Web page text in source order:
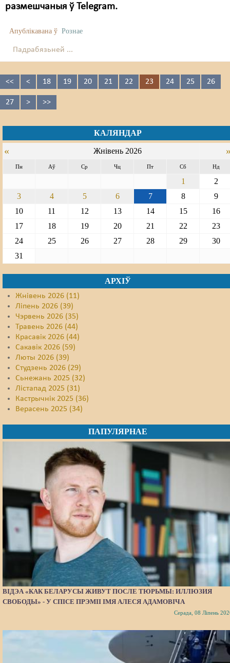
размешчаныя ў Telegram.
Апублікавана ў Рознае
Падрабязьней ...
<< < 18 19 20 21 22 23 24 25 26
27 > >>
КАЛЯНДАР
« Жнівень 2026
Пн Аў Ср Чц Пт Сб Нд
1
2
3
4 5 6 7 8
9
10
11 12 13 14 15
16
17
18 19 20 21 22
23
24
25 26 27 28 29
30
31
АРХІЎ
Жнівень 2026 (11)
Ліпень 2026 (39)
Чэрвень 2026 (35)
Травень 2026 (44)
Красавік 2026 (44)
Сакавік 2026 (59)
Люты 2026 (39)
Студзень 2026 (29)
Сьнежань 2025 (32)
Лістапад 2025 (31)
Кастрычнік 2025 (36)
Верасень 2025 (34)
ПАПУЛЯРНАЕ
ВІДЭА «КАК БЕЛАРУСЫ ЖИВУТ ПОСЛЕ ТЮРЬМЫ: ИЛЛЮЗИЯ
СВОБОДЫ» - У СПІСЕ ПРЭМІІ ІМЯ АЛЕСЯ АДАМОВІЧА
Серада, 08 Ліпень